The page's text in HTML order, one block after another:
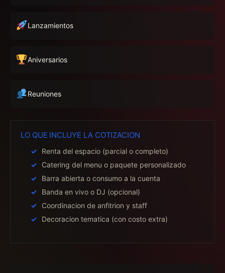
Lanzamientos
Aniversarios
Reuniones
LO QUE INCLUYE LA COTIZACION
Renta del espacio (parcial o completo)
Catering del menu o paquete personalizado
Barra abierta o consumo a la cuenta
Banda en vivo o DJ (opcional)
Coordinacion de anfitrion y staff
Decoracion tematica (con costo extra)